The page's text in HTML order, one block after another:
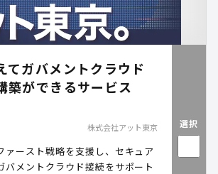
てガバメントクラウド
築ができるサービス
株式会社アット東京
ァースト戦略を支援し、セキュア
バメントクラウド接続をサポート
選択